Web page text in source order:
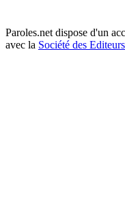
Paroles.net dispose d'un
avec la Société des